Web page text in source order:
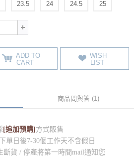
23.5 24 24.5 25
ADD TO
CART
WISH
LIST
商品問與答 (1)
[追加預購] 方式販售
單日後7-30個工作天不含假日
斷貨 / 停產將第一時間mail通知您